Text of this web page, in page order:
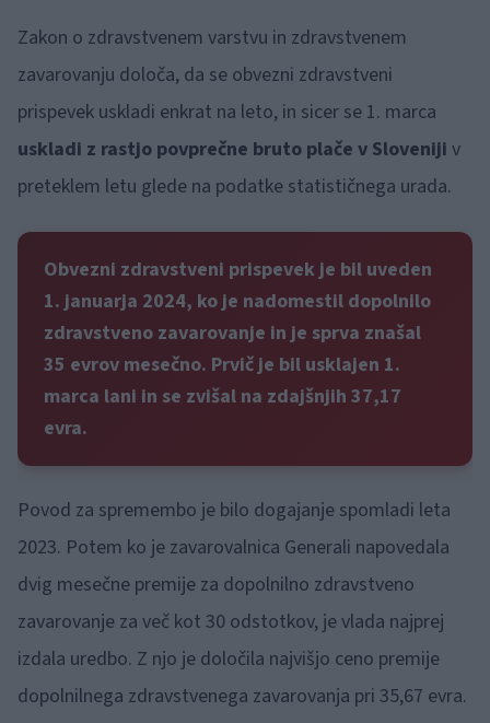
Zakon o zdravstvenem varstvu in zdravstvenem
zavarovanju določa, da se obvezni zdravstveni
prispevek uskladi enkrat na leto, in sicer se 1. marca
uskladi z rastjo povprečne bruto plače v Sloveniji v
preteklem letu glede na podatke statističnega urada.
Obvezni zdravstveni prispevek je bil uveden
1. januarja 2024, ko je nadomestil dopolnilo
zdravstveno zavarovanje in je sprva znašal
35 evrov mesečno. Prvič je bil usklajen 1.
marca lani in se zvišal na zdajšnjih 37,17
evra.
Povod za spremembo je bilo dogajanje spomladi leta
2023. Potem ko je zavarovalnica Generali napovedala
dvig mesečne premije za dopolnilno zdravstveno
zavarovanje za več kot 30 odstotkov, je vlada najprej
izdala uredbo. Z njo je določila najvišjo ceno premije
dopolnilnega zdravstvenega zavarovanja pri 35,67 evra.